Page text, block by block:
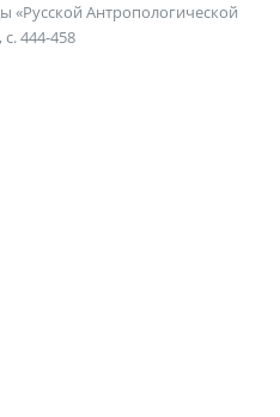
«Русской Антропологической
444-458